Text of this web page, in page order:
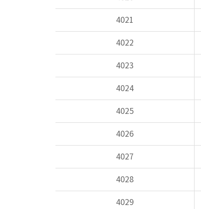
4021
4022
4023
4024
4025
4026
4027
4028
4029